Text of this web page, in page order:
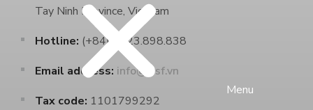
Menu
Tay Ninh Province, Vietnam
Hotline: (+84) 2723.898.838
Email address: info@jvsf.vn
Tax code: 1101799292